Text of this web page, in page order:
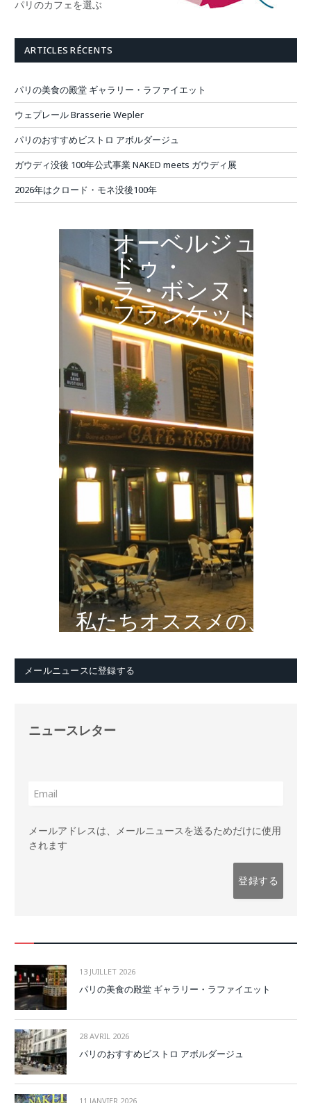
パリのカフェを選ぶ
ARTICLES RÉCENTS
パリの美食の殿堂 ギャラリー・ラファイエット
ウェプレール Brasserie Wepler
パリのおすすめビストロ アボルダージュ
ガウディ没後 100年公式事業 NAKED meets ガウディ展
2026年はクロード・モネ没後100年
私たちオススメの、
オーベルジュ・
ドゥ・
ラ・ボンヌ・
フランケット
メールニュースに登録する
ニュースレター
メールアドレスは、メールニュースを送るためだけに使用
されます
13 JUILLET 2026
パリの美食の殿堂 ギャラリー・ラファイエット
28 AVRIL 2026
パリのおすすめビストロ アボルダージュ
11 JANVIER 2026